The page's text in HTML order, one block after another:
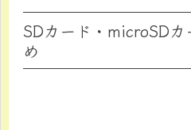
SDカード・microSD
め